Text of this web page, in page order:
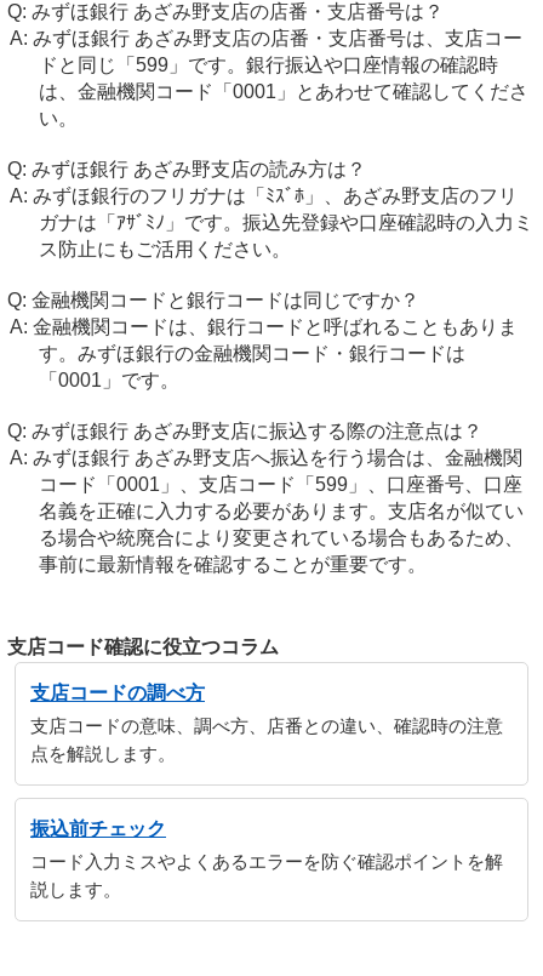
みずほ銀行 あざみ野支店の店番・支店番号は？
みずほ銀行 あざみ野支店の店番・支店番号は、支店コー
ドと同じ「599」です。銀行振込や口座情報の確認時
は、金融機関コード「0001」とあわせて確認してくださ
い。
みずほ銀行 あざみ野支店の読み方は？
みずほ銀行のフリガナは「ﾐｽﾞﾎ」、あざみ野支店のフリ
ガナは「ｱｻﾞﾐﾉ」です。振込先登録や口座確認時の入力ミ
ス防止にもご活用ください。
金融機関コードと銀行コードは同じですか？
金融機関コードは、銀行コードと呼ばれることもありま
す。みずほ銀行の金融機関コード・銀行コードは
「0001」です。
みずほ銀行 あざみ野支店に振込する際の注意点は？
みずほ銀行 あざみ野支店へ振込を行う場合は、金融機関
コード「0001」、支店コード「599」、口座番号、口座
名義を正確に入力する必要があります。支店名が似てい
る場合や統廃合により変更されている場合もあるため、
事前に最新情報を確認することが重要です。
支店コード確認に役立つコラム
支店コードの調べ方
支店コードの意味、調べ方、店番との違い、確認時の注意
点を解説します。
振込前チェック
コード入力ミスやよくあるエラーを防ぐ確認ポイントを解
説します。